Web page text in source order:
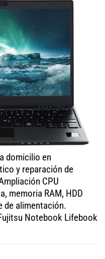
domicilio en
y reparación de
CPU
memoria RAM, HDD
de alimentación.
Notebook Lifebook